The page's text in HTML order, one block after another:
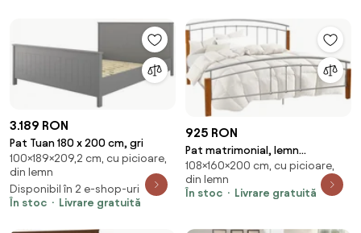
3.189 RON
Pat Tuan 180 x 200 cm, gri
100×189×209,2 cm, cu picioare,
din lemn
Disponibil în 2 e-shop-uri
În stoc
Livrare gratuită
925 RON
Pat matrimonial, lemn
arin/metal argintiu, 160x200,
MIRELA
108×160×200 cm, cu picioare,
din lemn
În stoc
Livrare gratuită